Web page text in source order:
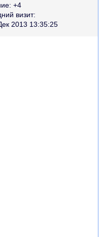
+4
визит:
2013 13:35:25